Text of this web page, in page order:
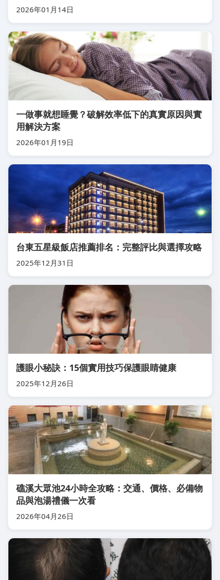
2026年01月14日
一做事就想睡覺？破解效率低下的真實原因與實
用解決方案
2026年01月19日
台東五星級飯店推薦排名：完整評比與選擇攻略
2025年12月31日
護眼小秘訣：15個實用技巧保護眼睛健康
2025年12月26日
礁溪大眾池24小時全攻略：交通、價格、必備物
品與泡湯禮儀一次看
2026年04月26日